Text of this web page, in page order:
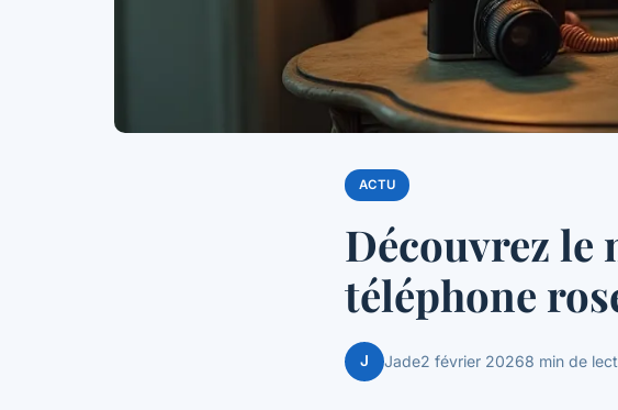
ACTU
Découvrez le
téléphone
J Jade2 février 20268 min de